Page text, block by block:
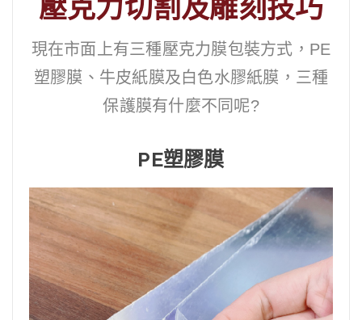
壓克力切割及雕刻技巧
現在市面上有三種壓克力膜包裝方式，PE
塑膠膜、牛皮紙膜及白色水膠紙膜，三種
保護膜有什麼不同呢?
PE塑膠膜